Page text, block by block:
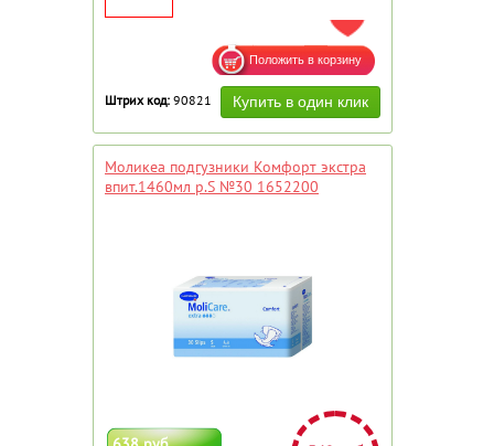
ДОБАВИТЬ В ИЗБРАННОЕ
Штрих код: 90821
Моликеа подгузники Комфорт экстра
впит.1460мл р.S №30 1652200